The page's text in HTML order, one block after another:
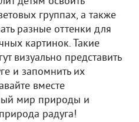
группах, а также
разные оттенки для
картинок. Такие
визуально представить
и запомнить их
вместе
мир природы и
радуга!